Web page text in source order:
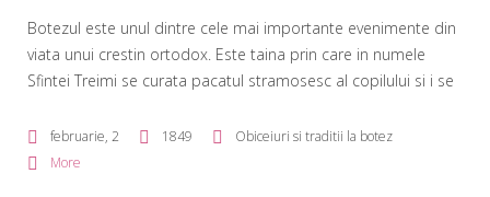
Botezul este unul dintre cele mai importante evenimente din
viata unui crestin ortodox. Este taina prin care in numele
Sfintei Treimi se curata pacatul stramosesc al copilului si i se
multa atentie in jurul celui mic si foarte multe emotii pentru
nasi si parinti, care […]
februarie, 2 1849
Obiceiuri si traditii la botez
More